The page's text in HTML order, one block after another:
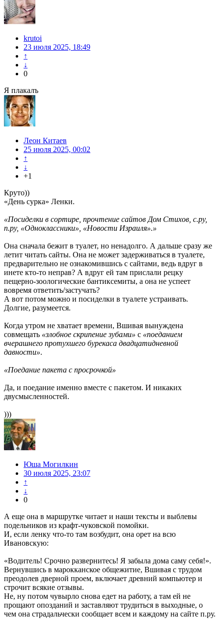
krutoi
23 июля 2025, 18:49
↑
↓
0
Я плакалъ
Леон Китаев
25 июля 2025, 00:02
↑
↓
+1
Круто))
«День сурка» Ленки.
«Посиделки в сортире, прочтение сайтов Дом Стихов, с.ру,
п.ру, «Одноклассники», «Новости Израиля».»
Она сначала бежит в туалет, но ненадолго. А дальше сразу же
летит читать сайты. Она не может задерживаться в туалете,
предварительно не ознакомившись с сайтами, ведь вдруг в
инете кто-то неправ? А вдруг ей там прислали рецку
пещерно-зоологические бантиксемиты, а она не успеет
вовремя ответить/застучать?
А вот потом можно и посиделки в туалете устраивать.
Долгие, разумеется.
Когда утром не хватает времени, Вшивая вынуждена
совмещать «злобное скрипение зубами» с «поеданием
вчерашнего протухшего бурекаса двадцатидневной
давности».
«Поедание пакета с просрочкой»
Да, и поедание именно вместе с пакетом. И никаких
двусмысленностей.
)))
Юша Могилкин
30 июля 2025, 23:07
↑
↓
0
А еще она в маршрутке читает и наши тексты и выблевы
подельников из крафт-чуковской помойки.
И, если ленку что-то там возбудит, она орет на всю
Ивановскую:
«Водитель! Срочно развернитесь! Я забыла дома саму себя!».
Вернувшись в марокканское общежитие, Вшивая с трудом
преодолев дверной проем, включает древний компьютер и
строчит всякие отзывы.
Не, ну потом чувырло снова едет на работу, а там ей не
прощают опозданий и заставляют трудиться в выходные, о
чем она страдальчески сообщает всем и каждому на сайте п.ру.